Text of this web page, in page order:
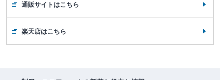
通販サイトはこちら
楽天店はこちら